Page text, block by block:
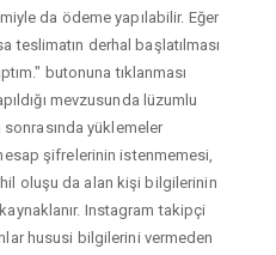
da ödeme yapılabilir. Eğer
teslimatın derhal başlatılması
butonuna tıklanması
mevzusunda lüzumlu
sonrasında yüklemeler
şifrelerinin istenmemesi,
oluşu da alan kişi bilgilerinin
Instagram takipçi
hususi bilgilerini vermeden